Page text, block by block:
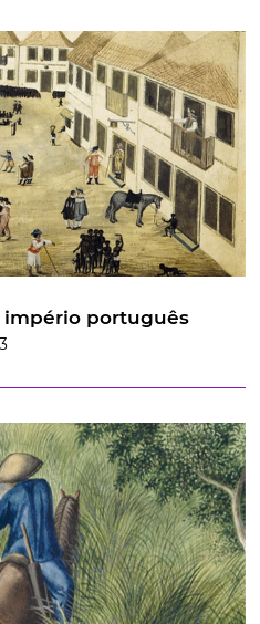
império português